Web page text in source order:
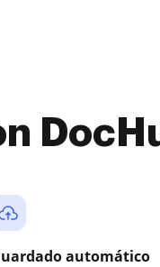
automático